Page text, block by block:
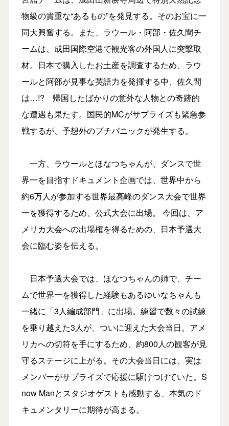
物級の貴重な“あるもの”を発見する。そのお宝に一
同大興奮する。また、ラウール・阿部・佐久間チ
ームは、成田国際空港で観光客の外国人に突撃取
材。日本で購入したお土産を調査するため、ラウ
ールと阿部が見事な英語力を発揮する中、佐久間
は…!? 帰国したばかりの意外な人物との奇跡的
な遭遇も果たす。国民的MCがサプライズも緊急参
戦するが、予想外のプチパニックが発生する。
一方、ラウールとほなつちゃんが、ダンスで世
界一を目指すドキュメント企画では、世界中から
約6万人が参加する世界最高峰のダンス大会で世界
一を獲得するため、公式大会に出場。 今回は、ア
メリカ大会への出場権を得るための、日本予選大
会に臨む姿を伝える。
日本予選大会では、ほなつちゃんの姉で、チー
ムで世界一を獲得した経験もあるゆいなちゃんも
一緒に「3人編成部門」に出場。練習で数々の試練
を乗り越えた3人が、ついに迎えた大会当日。アメ
リカへの切符を手にするため、約800人の観客が見
守るステージに上がる。その大会当日には、実は
メンバーがサプライズで応援に駆けつけていた。S
now Manとスタジオゲストも感動する、本気のド
キュメンタリーに期待が高まる。